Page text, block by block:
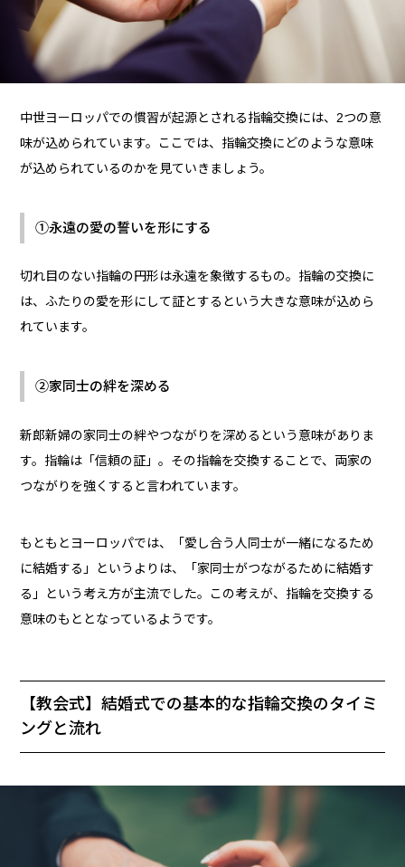
中世ヨーロッパでの慣習が起源とされる指輪交換には、2つの意
味が込められています。ここでは、指輪交換にどのような意味
が込められているのかを見ていきましょう。
①永遠の愛の誓いを形にする
切れ目のない指輪の円形は永遠を象徴するもの。指輪の交換に
は、ふたりの愛を形にして証とするという大きな意味が込めら
れています。
②家同士の絆を深める
新郎新婦の家同士の絆やつながりを深めるという意味がありま
す。指輪は「信頼の証」。その指輪を交換することで、両家の
つながりを強くすると言われています。
もともとヨーロッパでは、「愛し合う人同士が一緒になるため
に結婚する」というよりは、「家同士がつながるために結婚す
る」という考え方が主流でした。この考えが、指輪を交換する
意味のもととなっているようです。
【教会式】結婚式での基本的な指輪交換のタイミ
ングと流れ